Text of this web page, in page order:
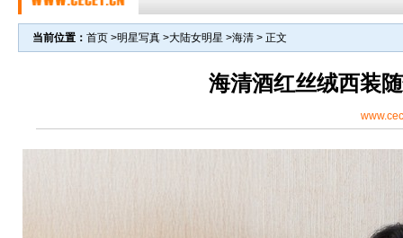
当前位置： 首页 >明星写真 >大陆女明星 >海清 > 正文
海清酒红丝绒西装